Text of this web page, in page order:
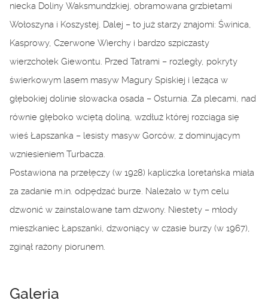
niecka Doliny Waksmundzkiej, obramowana grzbietami
Wołoszyna i Koszystej. Dalej – to już starzy znajomi: Świnica,
Kasprowy, Czerwone Wierchy i bardzo szpiczasty
wierzchołek Giewontu. Przed Tatrami – rozległy, pokryty
świerkowym lasem masyw Magury Spiskiej i leżąca w
głębokiej dolinie słowacka osada – Osturnia. Za plecami, nad
równie głęboko wciętą doliną, wzdłuż której rozciąga się
wieś Łapszanka – lesisty masyw Gorców, z dominującym
wzniesieniem Turbacza.
Postawiona na przełęczy (w 1928) kapliczka loretańska miała
za zadanie m.in. odpędzać burze. Należało w tym celu
dzwonić w zainstalowane tam dzwony. Niestety – młody
mieszkaniec Łapszanki, dzwoniący w czasie burzy (w 1967),
zginął rażony piorunem.
Galeria